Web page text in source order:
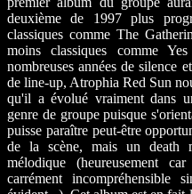
deuxième de 1997 plus
classiques comme The
moins classiques comme
nombreuses années de silence
de line-up, Atrophia Red Sun
qu'il a évolué vraiment dans
genre de groupe puisque
puisse paraître peut-être
de la scène, mais un death
mélodique (heureusement
carrément